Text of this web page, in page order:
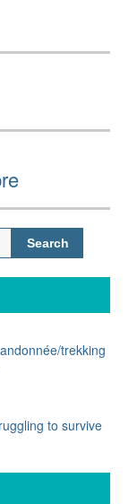
Search
for:
trekking
to survive